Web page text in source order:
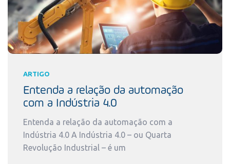
ARTIGO
Entenda a relação da automação
com a Indústria 4.0
Entenda a relação da automação com a
Indústria 4.0 A Indústria 4.0 – ou Quarta
Revolução Industrial – é um